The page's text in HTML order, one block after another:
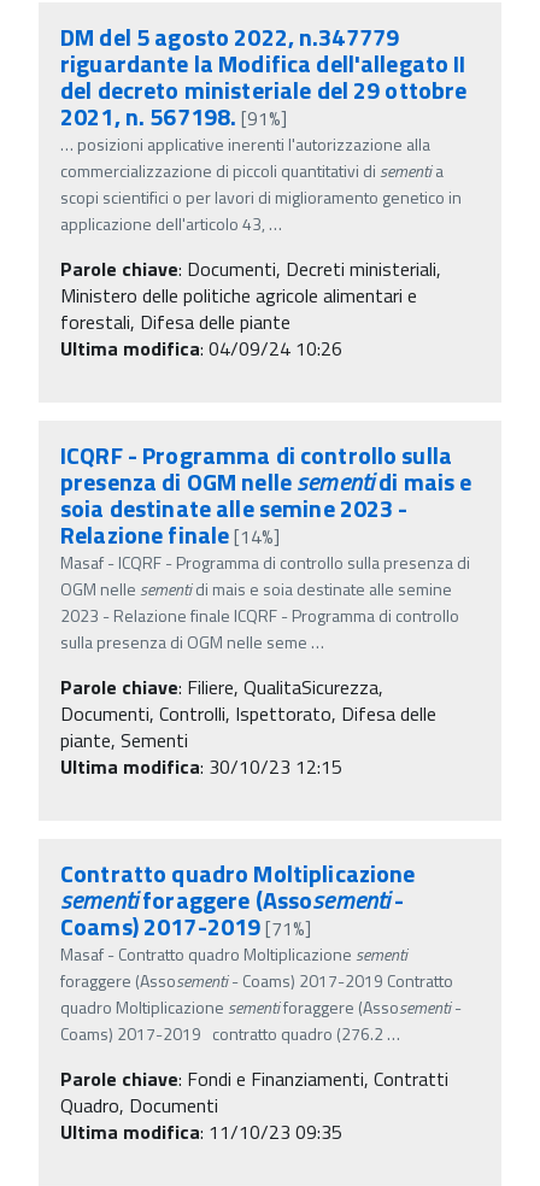
DM del 5 agosto 2022, n.347779
riguardante la Modifica dell'allegato II
del decreto ministeriale del 29 ottobre
2021, n. 567198. [91%]
… posizioni applicative inerenti l'autorizzazione alla
commercializzazione di piccoli quantitativi di sementia
scopi scientifici o per lavori di miglioramento genetico in
applicazione dell'articolo 43, …
Parole chiave: Documenti, Decreti ministeriali,
Ministero delle politiche agricole alimentari e
forestali, Difesa delle piante
Ultima modifica: 04/09/24 10:26
ICQRF - Programma di controllo sulla
presenza di OGM nellesementidi mais e
soia destinate alle semine 2023 -
Relazione finale[14%]
Masaf - ICQRF - Programma di controllo sulla presenza di
OGM nelle sementidi mais e soia destinate alle semine
2023 - Relazione finale ICQRF - Programma di controllo
sulla presenza di OGM nelle seme …
Parole chiave: Filiere, QualitaSicurezza,
Documenti, Controlli, Ispettorato, Difesa delle
piante, Sementi
Ultima modifica: 30/10/23 12:15
Contratto quadro Moltiplicazione
sementiforaggere (Assosementi-
Coams) 2017-2019[71%]
Masaf - Contratto quadro Moltiplicazione sementi
foraggere (Assosementi- Coams) 2017-2019 Contratto
quadro Moltiplicazione sementiforaggere (Assosementi-
Coams) 2017-2019 contratto quadro (276.2…
Parole chiave: Fondi e Finanziamenti, Contratti
Quadro, Documenti
Ultima modifica: 11/10/23 09:35